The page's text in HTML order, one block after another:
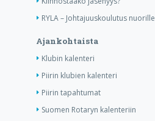
RYLA – Johtajuuskoulutus nuorille
Ajankohtaista
Klubin kalenteri
Piirin klubien kalenteri
Piirin tapahtumat
Suomen Rotaryn kalenteriin